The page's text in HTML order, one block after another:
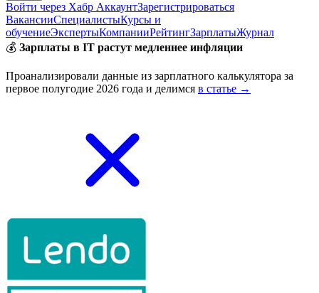
Войти через Хабр АккаунтЗарегистрироваться
ВакансииСпециалистыКурсы и
обучениеЭкспертыКомпанииРейтингЗарплатыЖурнал
💰 Зарплаты в IT растут медленнее инфляции
Проанализировали данные из зарплатного калькулятора за
первое полугодие 2026 года и делимся в статье →